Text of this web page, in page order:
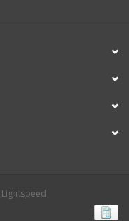
Lightspeed